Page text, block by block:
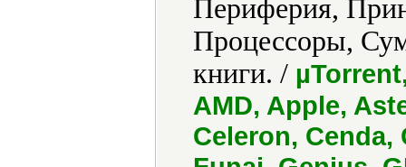
Периферия,
Процессоры,
книги. /
AMD, Apple,
Celeron, Cenda,